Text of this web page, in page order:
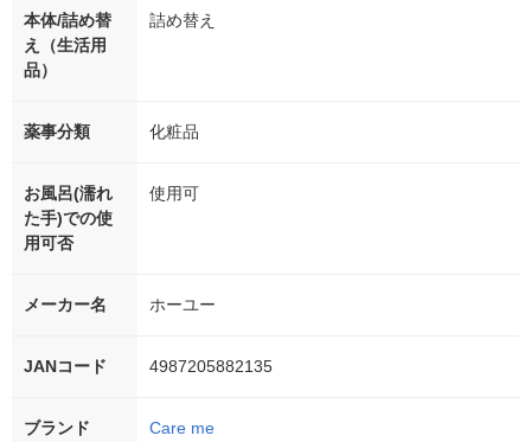
本体/詰め替
え（生活用
品）
詰め替え
薬事分類 化粧品
お風呂(濡れ
た手)での使
用可否
使用可
メーカー名 ホーユー
JANコード 4987205882135
ブランド Care me